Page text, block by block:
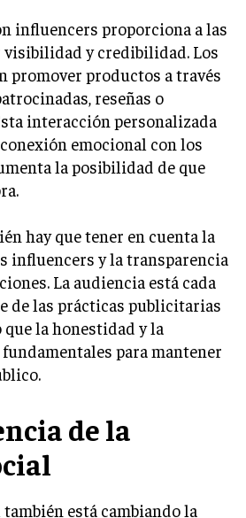
INNOVACIÓN TECNOLÓGICA
DIGITAL
Y BUSINESS
EMPRESARIAL
Y SUCESIÓN
EMPRESARIAL
RESOLUCIÓN DE CONFLICTOS
Y REGULACIONES
Y CASOS DE ESTUDIO
NEGOCIOS
influencers proporciona a las
visibilidad y credibilidad. Los
promover productos a través
reseñas o
interacción personalizada
emocional con los
la posibilidad de que
hay que tener en cuenta la
influencers y la transparencia
La audiencia está cada
de las prácticas publicitarias
la honestidad y la
para mantener
de la
está cambiando la